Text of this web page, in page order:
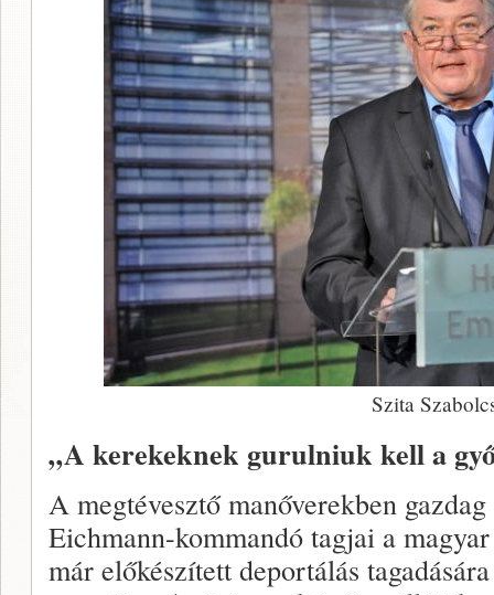
Szita
„A kerekeknek gurulniuk kell a
A megtévesztő manőverekben
Eichmann-kommandó tagjai a
már előkészített deportálás